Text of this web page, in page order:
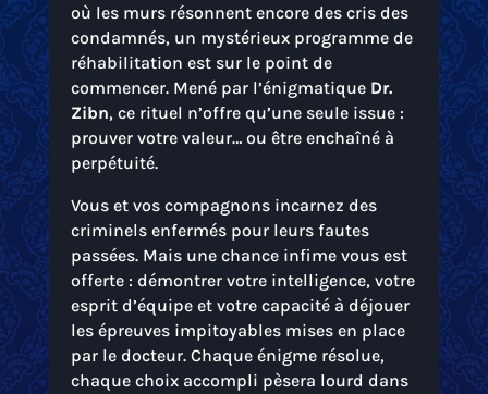
où les murs résonnent encore des cris des
condamnés, un mystérieux programme de
réhabilitation est sur le point de
commencer. Mené par l’énigmatique Dr.
Zibn, ce rituel n’offre qu’une seule issue :
prouver votre valeur… ou être enchaîné à
perpétuité.
Vous et vos compagnons incarnez des
criminels enfermés pour leurs fautes
passées. Mais une chance infime vous est
offerte : démontrer votre intelligence, votre
esprit d’équipe et votre capacité à déjouer
les épreuves impitoyables mises en place
par le docteur. Chaque énigme résolue,
chaque choix accompli pèsera lourd dans